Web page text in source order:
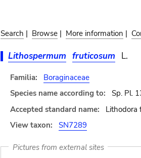
Search | Browse | More information |
Lithospermum fruticosum L.
Familia:
Boraginaceae
Species name according to:
Sp. Pl.
Accepted standard name:
Lithodora
View taxon:
SN7289
Pictures from external sites